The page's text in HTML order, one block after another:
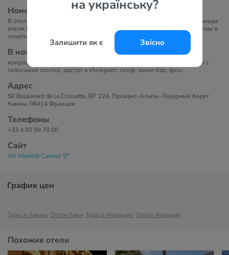
на українську?
Залишити як є Звісно
Номера
В отеле 261 номер различных категорий, включая Room и Suite. Номера
отеля JW Marriott Cannes оформлены в кремовых и шоколадных тонах в
тематике Международного Каннского кинофестиваля.
В номерах
кондиционер, звуконепроницаемые окна, телевизор LCD, телефон с
голосовой почтой, доступ в Интернет, сейф, мини-бар, фен.
Адрес
50 Boulevard de la Croisette, BP 224, Прованс-Альпы-Лазурный берег
Канны, 06414 Франция
Телефоны
+33 4 92 99 70 00
Сайт
JW Marriott Cannes 5*
График цен
Туры в Канны Отели Канн Туры в Францию Отели Франции
Похожие отели